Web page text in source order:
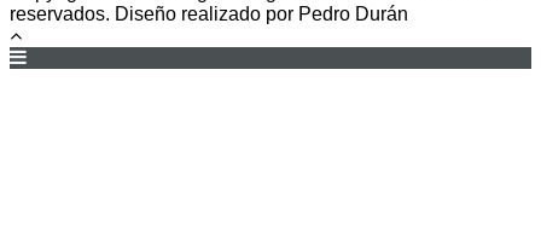
reservados. Diseño realizado por Pedro Durán